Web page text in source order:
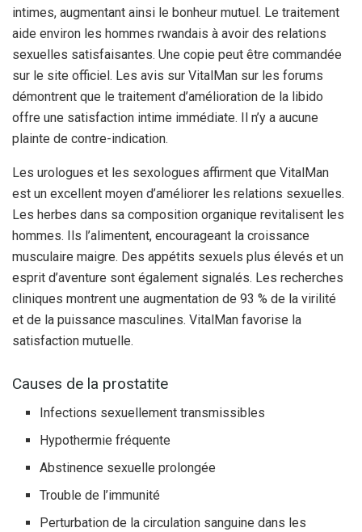
intimes, augmentant ainsi le bonheur mutuel. Le traitement
aide environ les hommes rwandais à avoir des relations
sexuelles satisfaisantes. Une copie peut être commandée
sur le site officiel. Les avis sur VitalMan sur les forums
démontrent que le traitement d’amélioration de la libido
offre une satisfaction intime immédiate. Il n’y a aucune
plainte de contre-indication.
Les urologues et les sexologues affirment que VitalMan
est un excellent moyen d’améliorer les relations sexuelles.
Les herbes dans sa composition organique revitalisent les
hommes. Ils l’alimentent, encourageant la croissance
musculaire maigre. Des appétits sexuels plus élevés et un
esprit d’aventure sont également signalés. Les recherches
cliniques montrent une augmentation de 93 % de la virilité
et de la puissance masculines. VitalMan favorise la
satisfaction mutuelle.
Causes de la prostatite
Infections sexuellement transmissibles
Hypothermie fréquente
Abstinence sexuelle prolongée
Trouble de l’immunité
Perturbation de la circulation sanguine dans les